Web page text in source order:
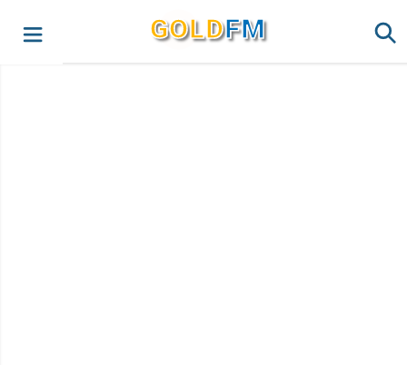
GOLDFM